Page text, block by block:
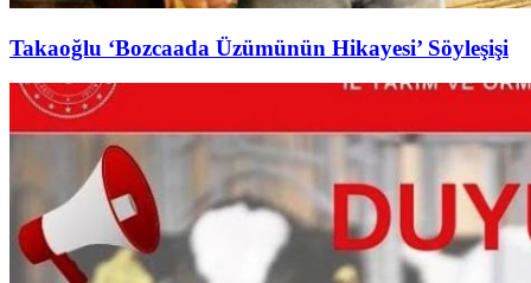
Takaoğlu ‘Bozcaada Üzümünün Hikayesi’ Söyleşişi